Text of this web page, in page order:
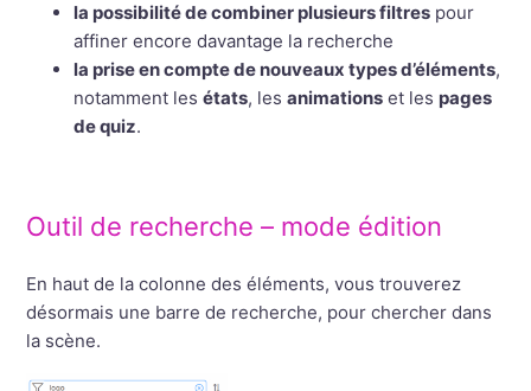
la possibilité de combiner plusieurs filtres pour
affiner encore davantage la recherche
la prise en compte de nouveaux types d’éléments,
notamment lesétats, lesanimations et les pages
de quiz.
Outil de recherche – mode édition
En haut de la colonne des éléments, vous trouverez
désormais une barre de recherche, pour chercher dans
la scène.